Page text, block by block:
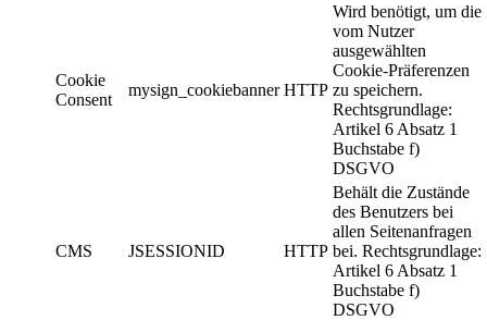
Cookie
Consent
mysign_cookiebanner HTTP
Wird benötigt, um die
vom Nutzer
ausgewählten
Cookie-Präferenzen
zu speichern.
Rechtsgrundlage:
Artikel 6 Absatz 1
Buchstabe f)
DSGVO
CMS JSESSIONID HTTP
Behält die Zustände
des Benutzers bei
allen Seitenanfragen
bei. Rechtsgrundlage:
Artikel 6 Absatz 1
Buchstabe f)
DSGVO